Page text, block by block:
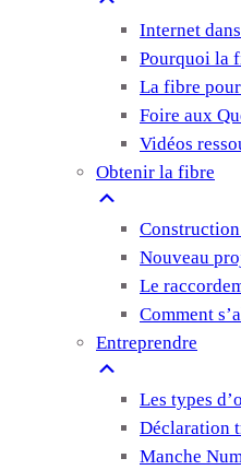
Internet
Pourquoi la
La fibre
Foire aux
Vidéos
Obtenir la fibre
Nouveau
Le
Comment
Entreprendre
Les types
Déclaration
Manche